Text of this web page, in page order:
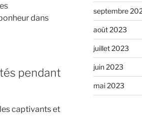
dans
pendant
captivants et
septembre
août 2023
juillet 2023
juin 2023
mai 2023